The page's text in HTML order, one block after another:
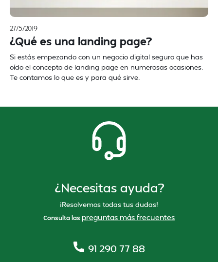
27/5/2019
¿Qué es una landing page?
Si estás empezando con un negocio digital seguro que has
oído el concepto de landing page en numerosas ocasiones.
Te contamos lo que es y para qué sirve.
¿Necesitas ayuda?
¡Resolvemos todas tus dudas!
Consulta las preguntas más frecuentes
91 290 77 88